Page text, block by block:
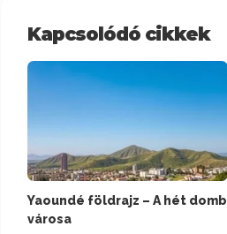
Kapcsolódó cikkek
Yaoundé földrajz – A hét domb
városa